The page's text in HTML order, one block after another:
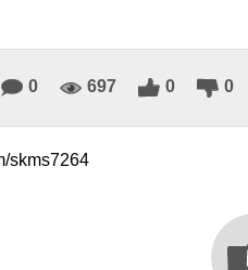
0 697 0 0
skms7264